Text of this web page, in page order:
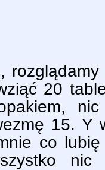
20
15. Y
co lubię